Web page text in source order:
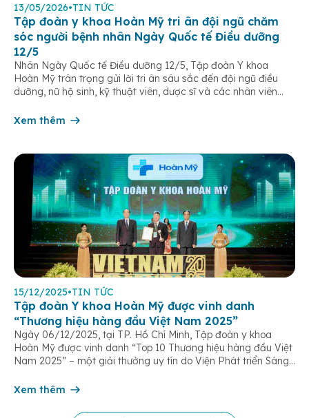
13/05/2026•TIN TỨC
Tập đoàn y khoa Hoàn Mỹ tri ân đội ngũ chăm
sóc người bệnh nhân Ngày Quốc tế Điều dưỡng
12/5
Nhân Ngày Quốc tế Điều dưỡng 12/5, Tập đoàn Y khoa
Hoàn Mỹ trân trọng gửi lời tri ân sâu sắc đến đội ngũ điều
dưỡng, nữ hộ sinh, kỹ thuật viên, dược sĩ và các nhân viên
âm thầm đồng hành trên […]
Xem thêm
15/12/2025•TIN TỨC
Tập đoàn Y khoa Hoàn Mỹ được vinh danh
“Thương hiệu hàng đầu Việt Nam 2025”
Ngày 06/12/2025, tại TP. Hồ Chí Minh, Tập đoàn y khoa
Hoàn Mỹ được vinh danh “Top 10 Thương hiệu hàng đầu Việt
Nam 2025” – một giải thưởng uy tín do Viện Phát triển Sáng
cứu Phát triển Doanh nghiệp Châu Á […]
Xem thêm